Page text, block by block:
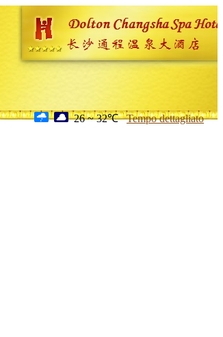
26 ~ 32℃ Tempo dettagliato